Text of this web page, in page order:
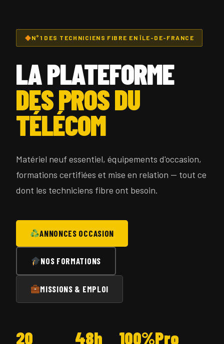
N°1 DES TECHNICIENS FIBRE EN ÎLE-DE-FRANCE
LA PLATEFORME
DES PROS DU
TÉLÉCOM
Matériel neuf essentiel, équipements d'occasion,
formations certifiées et mise en relation — tout ce
dont les techniciens fibre ont besoin.
ANNONCES OCCASION
NOS FORMATIONS
MISSIONS & EMPLOI
20 48h 100%Pro